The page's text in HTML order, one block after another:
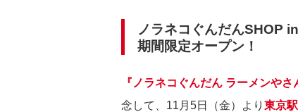
ノラネコぐんだんSHOP
期間限定オープン！
『ノラネコぐんだん ラーメンやさ
念して、11月5日（金）より 東京